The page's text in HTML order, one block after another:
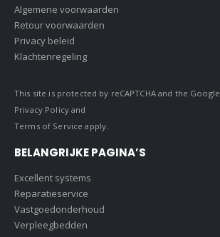
Algemene voorwaarden
Retour voorwaarden
Privacy beleid
Klachtenregeling
This site is protected by reCAPTCHA and the Google
Privacy Policyand
Terms of Service apply.
BELANGRIJKE PAGINA’S
Excellent systems
Reparatieservice
Vastgoedonderhoud
Verpleegbedden